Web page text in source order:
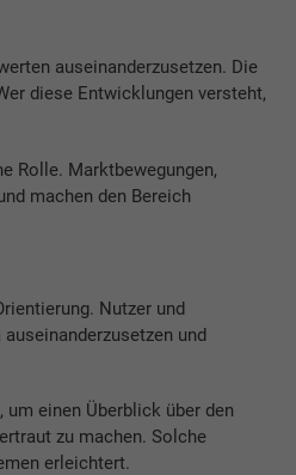
auseinanderzusetzen. Die
diese Entwicklungen versteht,
Rolle. Marktbewegungen,
machen den Bereich
Nutzer und
und
um einen Überblick über den
zu machen. Solche
erleichtert.